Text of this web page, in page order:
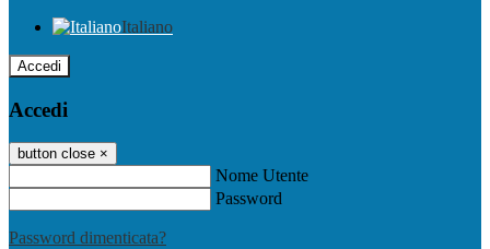
Italiano
Accedi
Accedi
button close ×
Nome Utente
Password
Password dimenticata?